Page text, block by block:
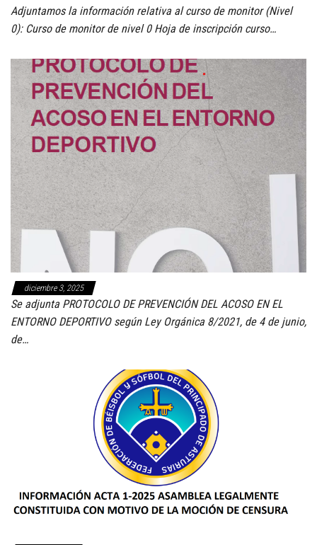
Adjuntamos la información relativa al curso de monitor (Nivel
0): Curso de monitor de nivel 0 Hoja de inscripción curso…
diciembre 3, 2025
Se adjunta PROTOCOLO DE PREVENCIÓN DEL ACOSO EN EL
ENTORNO DEPORTIVO según Ley Orgánica 8/2021, de 4 de junio,
de…